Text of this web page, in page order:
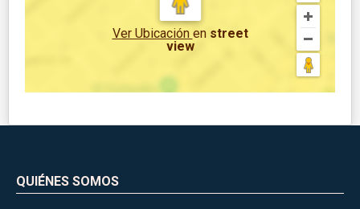
Ver Ubicación en street
view
QUIÉNES SOMOS